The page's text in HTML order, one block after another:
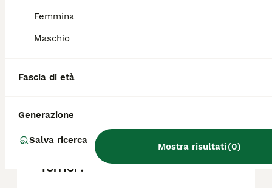
Femmina
Maschio
Fascia di età
Generazione
Salva ricerca
Mostra risultati(0)
di taglia piccola?
Quanto costa un English Toy
Terrier?